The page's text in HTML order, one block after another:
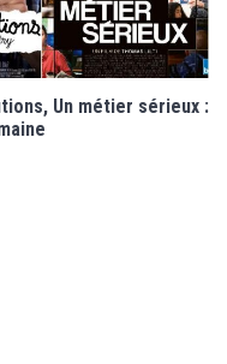
Un métier sérieux :